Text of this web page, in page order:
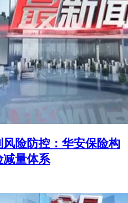
风险防控：华安保险构
减量体系